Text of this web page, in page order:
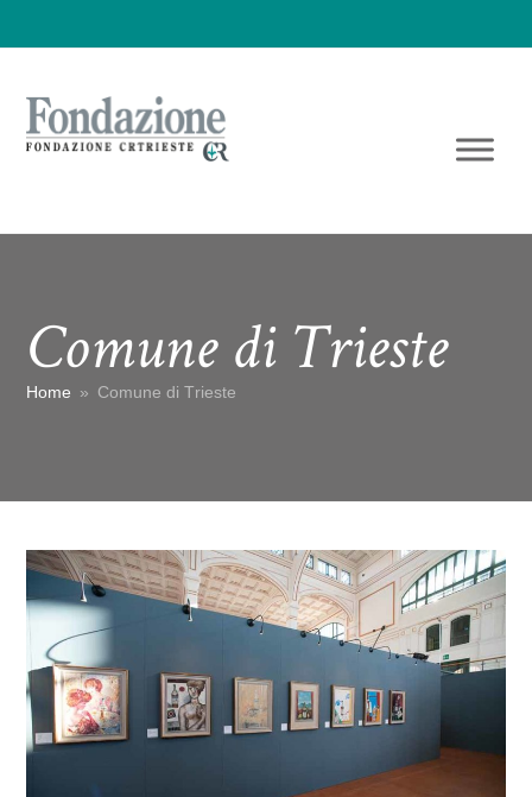
Comune di Trieste
Home » Comune di Trieste